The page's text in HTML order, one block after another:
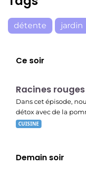
détente jardin
Ce soir
19:56
Racines rouges
Dans cet épisode,
détox avec de la
CUISINE
Demain soir